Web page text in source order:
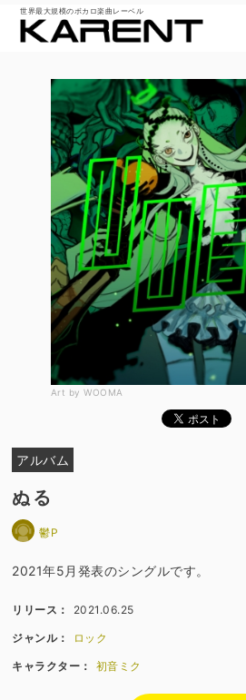
世界最大規模のボカロ楽曲レーベル
Art by WOOMA
アルバム
ぬる
鬱P
2021年5月発表のシングルです。
リリース： 2021.06.25
ジャンル： ロック
キャラクター： 初音ミク